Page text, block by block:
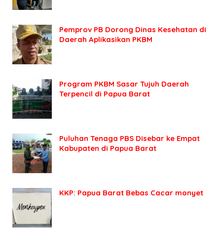
Pemprov PB Dorong Dinas Kesehatan di
Daerah Aplikasikan PKBM
Program PKBM Sasar Tujuh Daerah
Terpencil di Papua Barat
Puluhan Tenaga PBS Disebar ke Empat
Kabupaten di Papua Barat
KKP: Papua Barat Bebas Cacar monyet